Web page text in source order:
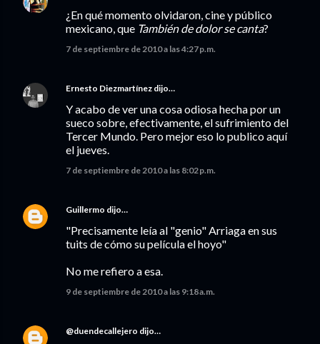
¿En qué momento olvidaron, cine y público
mexicano, que También de dolor se canta?
7 de septiembre de 2010 a las 4:27 p.m.
Ernesto Diezmartínez dijo…
Y acabo de ver una cosa odiosa hecha por un
sueco sobre, efectivamente, el sufrimiento del
Tercer Mundo. Pero mejor eso lo publico aquí
el jueves.
7 de septiembre de 2010 a las 8:02 p.m.
Guillermo dijo…
"Precisamente leía al "genio" Arriaga en sus
tuits de cómo su película el hoyo"
No me refiero a esa.
9 de septiembre de 2010 a las 9:18 a.m.
@duendecallejero dijo…